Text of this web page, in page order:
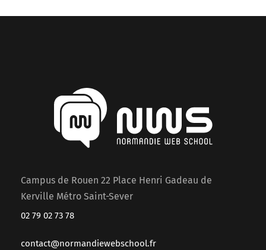
Campus de Rouen 22 Place Henri Gadeau de
Kerville Métro Saint-Sever
02 79 02 73 78
contact@normandiewebschool.fr